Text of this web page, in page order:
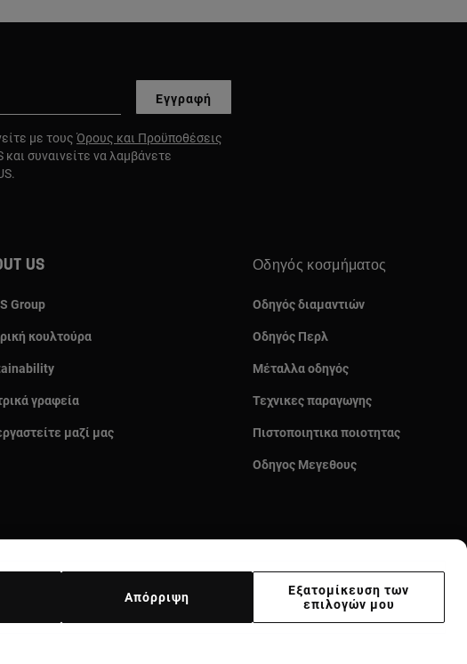
Εγγραφή
με τους Όρους και Προϋποθέσεις
και συναινείτε να λαμβάνετε
us
Group
κουλτούρα
γραφεία
μαζί μας
Οδηγός κοσμήματος
Οδηγός διαμαντιών
Οδηγός Περλ
Μέταλλα οδηγός
Τεχνικες παραγωγης
Πιστοποιητικα ποιοτητας
Οδηγος Μεγεθους
Εξατομίκευση των
επιλογών μου
Απόρριψη